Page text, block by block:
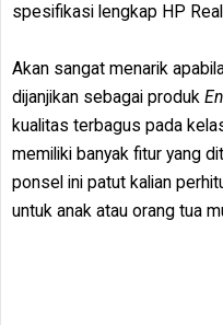
spesifikasi lengkap HP
Akan sangat menarik
dijanjikan sebagai produk
kualitas terbagus pada
memiliki banyak fitur yang
ponsel ini patut kalian
untuk anak atau orang tua